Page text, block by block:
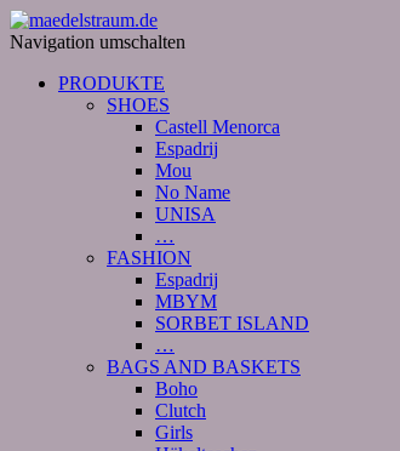
Navigation umschalten
PRODUKTE
SHOES
Castell Menorca
Espadrij
Mou
No Name
UNISA
…
FASHION
Espadrij
MBYM
SORBET ISLAND
…
BAGS AND BASKETS
Boho
Clutch
Girls